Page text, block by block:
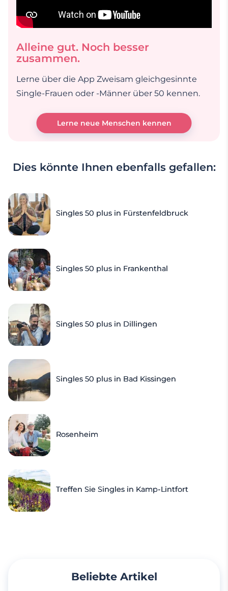
Alleine gut. Noch besser
zusammen.
Lerne über die App Zweisam gleichgesinnte
Single-Frauen oder -Männer über 50 kennen.
Lerne neue Menschen kennen
Dies könnte Ihnen ebenfalls gefallen:
Singles 50 plus in Fürstenfeldbruck
Singles 50 plus in Frankenthal
Singles 50 plus in Dillingen
Singles 50 plus in Bad Kissingen
Rosenheim
Treffen Sie Singles in Kamp-Lintfort
Beliebte Artikel